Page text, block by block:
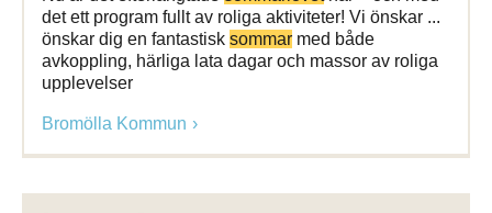
det ett program fullt av roliga aktiviteter! Vi önskar ...
önskar dig en fantastisk sommar med både
avkoppling, härliga lata dagar och massor av roliga
upplevelser
Bromölla Kommun